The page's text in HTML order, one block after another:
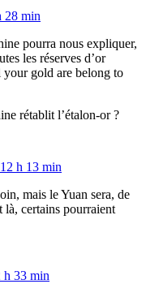
28 min
pourra nous expliquer,
les réserves d’or
your gold are belong to
rétablit l’étalon-or ?
h 13 min
mais le Yuan sera, de
là, certains pourraient
h 33 min